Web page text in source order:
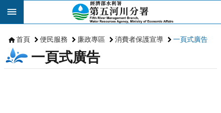
跳到主要內容區塊
首頁 便民服務 廉政專區 消費者保護宣導 一頁式廣告
一頁式廣告